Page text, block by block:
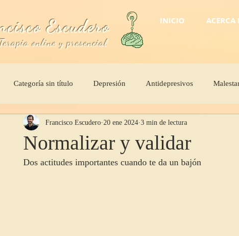
Escudero INICIO ACERCA
online y presencial
Categoría sin título Depresión Antidepresivos
depresión ¿Qués es la depresión? Cura y remedio
Perfeccionismo creación de hábitos
Normalizar y validar
Francisco Escudero 20 ene 2024 3 min de lectura
Dos actitudes importantes cuando te da un bajón